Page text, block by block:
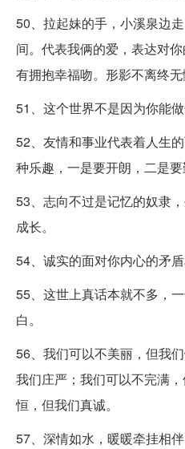
50、拉起妹的手，小溪泉边
间。代表我俩的爱，表达对
有拥抱幸福吻。形影不离终无
51、这个世界不是因为你能
52、友情和事业代表着人生
种乐趣，一是要开朗，二是要
53、志向不过是记忆的奴隶
成长。
54、诚实的面对你内心的矛
55、这世上真话本就不多，
白。
56、我们可以不美丽，但我
我们庄严；我们可以不完满
恒，但我们真诚。
57、深情如水，暖暖牵挂相